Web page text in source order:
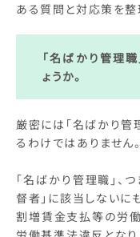
ある質問と対応策を整
「名ばかり管理
ょうか。
厳密には「名ばかり管
るわけではありません。
「名ばかり管理職」、
督者」に該当しないに
割増賃金支払等の労